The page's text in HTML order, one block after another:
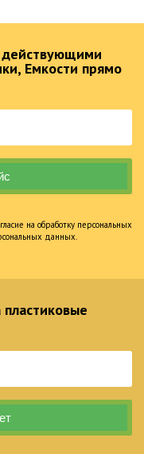
действующими
Емкости прямо
на обработку персональных
данных.